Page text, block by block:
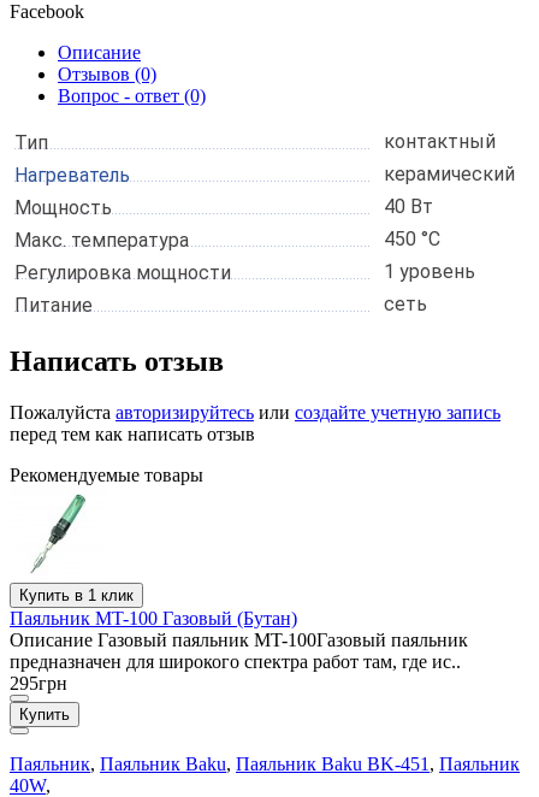
Facebook
Описание
Отзывов (0)
Вопрос - ответ (0)
Тип
контактный
Нагреватель
керамический
Мощность
40 Вт
Макс.температура
450 °C
Регулировкамощности
1 уровень
Питание
сеть
Написать отзыв
Пожалуйста авторизируйтесь или создайте учетную запись
перед тем как написать отзыв
Рекомендуемые товары
Купить в 1 клик
Паяльник MT-100 Газовый (Бутан)
Описание Газовый паяльник MT-100Газовый паяльник
предназначен для широкого спектра работ там, где ис..
295грн
Купить
Паяльник, Паяльник Baku, Паяльник Baku BK-451 , Паяльник
40W,